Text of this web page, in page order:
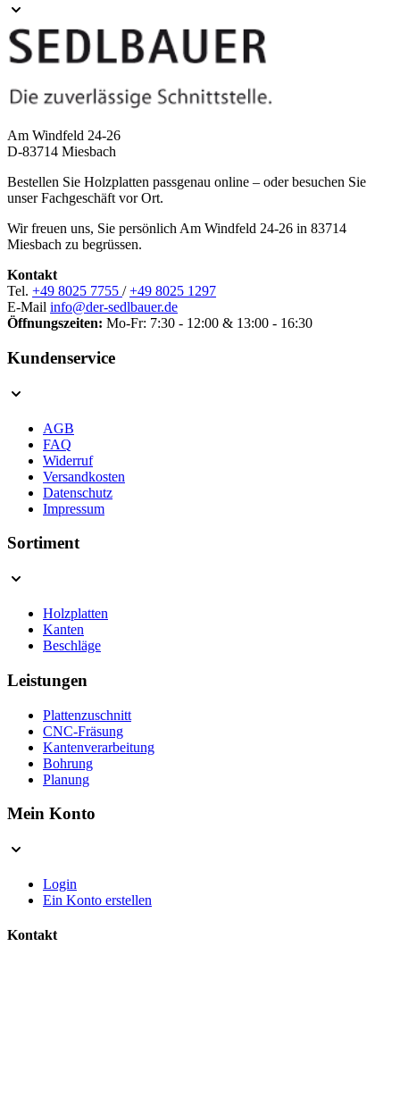
Am Windfeld 24-26
D-83714 Miesbach
Bestellen Sie Holzplatten passgenau online – oder besuchen Sie
unser Fachgeschäft vor Ort.
Wir freuen uns, Sie persönlich Am Windfeld 24-26 in 83714
Miesbach zu begrüssen.
Kontakt
Tel. +49 8025 7755 / +49 8025 1297
E-Mail info@der-sedlbauer.de
Öffnungszeiten: Mo-Fr: 7:30 - 12:00 & 13:00 - 16:30
Kundenservice
AGB
FAQ
Widerruf
Versandkosten
Datenschutz
Impressum
Sortiment
Holzplatten
Kanten
Beschläge
Leistungen
Plattenzuschnitt
CNC-Fräsung
Kantenverarbeitung
Bohrung
Planung
Mein Konto
Login
Ein Konto erstellen
Kontakt